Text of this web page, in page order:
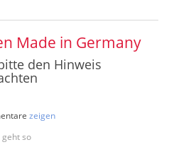
Made in Germany
den Hinweis
so
zeigen